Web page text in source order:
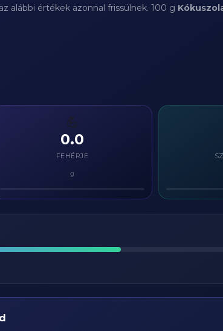
alábbi értékek azonnal frissülnek. 100 g
💪
0.0
FEHÉRJE
g